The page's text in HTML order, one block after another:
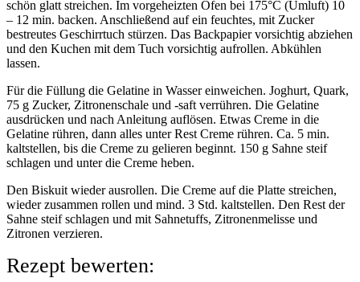
schön glatt streichen. Im vorgeheizten Ofen bei 175°C (Umluft) 10
– 12 min. backen. Anschließend auf ein feuchtes, mit Zucker
bestreutes Geschirrtuch stürzen. Das Backpapier vorsichtig abziehen
und den Kuchen mit dem Tuch vorsichtig aufrollen. Abkühlen
lassen.
Für die Füllung die Gelatine in Wasser einweichen. Joghurt, Quark,
75 g Zucker, Zitronenschale und -saft verrühren. Die Gelatine
ausdrücken und nach Anleitung auflösen. Etwas Creme in die
Gelatine rühren, dann alles unter Rest Creme rühren. Ca. 5 min.
kaltstellen, bis die Creme zu gelieren beginnt. 150 g Sahne steif
schlagen und unter die Creme heben.
Den Biskuit wieder ausrollen. Die Creme auf die Platte streichen,
wieder zusammen rollen und mind. 3 Std. kaltstellen. Den Rest der
Sahne steif schlagen und mit Sahnetuffs, Zitronenmelisse und
Zitronen verzieren.
Rezept bewerten: